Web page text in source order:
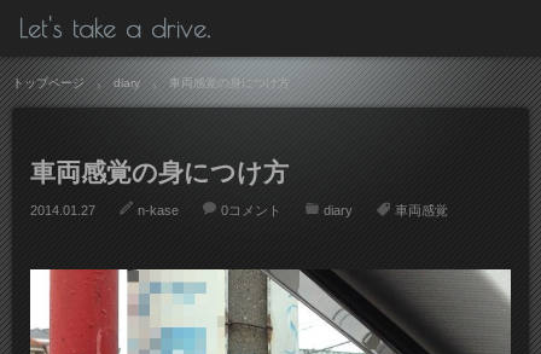
Let's take a drive.
トップページ diary 車両感覚の身につけ方
車両感覚の身につけ方
2014.01.27 n-kase 0コメント diary 車両感覚